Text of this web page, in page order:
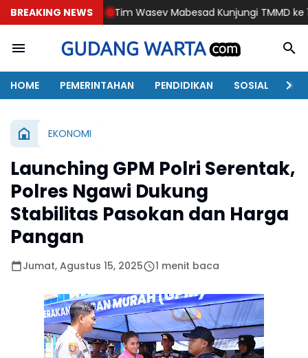
BREAKING NEWS
Tim Wasev Mabesad Kunjungi TMMD ke 129 Bulu Lor
HOME PEMERINTAHAN PENDIDIKAN SOSIAL
EKONOMI
Launching GPM Polri Serentak,
Polres Ngawi Dukung
Stabilitas Pasokan dan Harga
Pangan
Jumat, Agustus 15, 2025 1 menit baca